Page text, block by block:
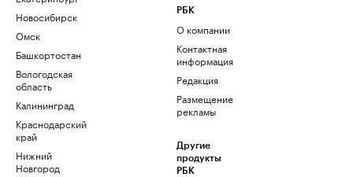
Новосибирск
Омск
Башкортостан
Вологодская
область
Калининград
Краснодарский
край
Нижний
Новгород
РБК
О компании
Контактная
информация
Редакция
Размещение
рекламы
Другие
продукты
РБК